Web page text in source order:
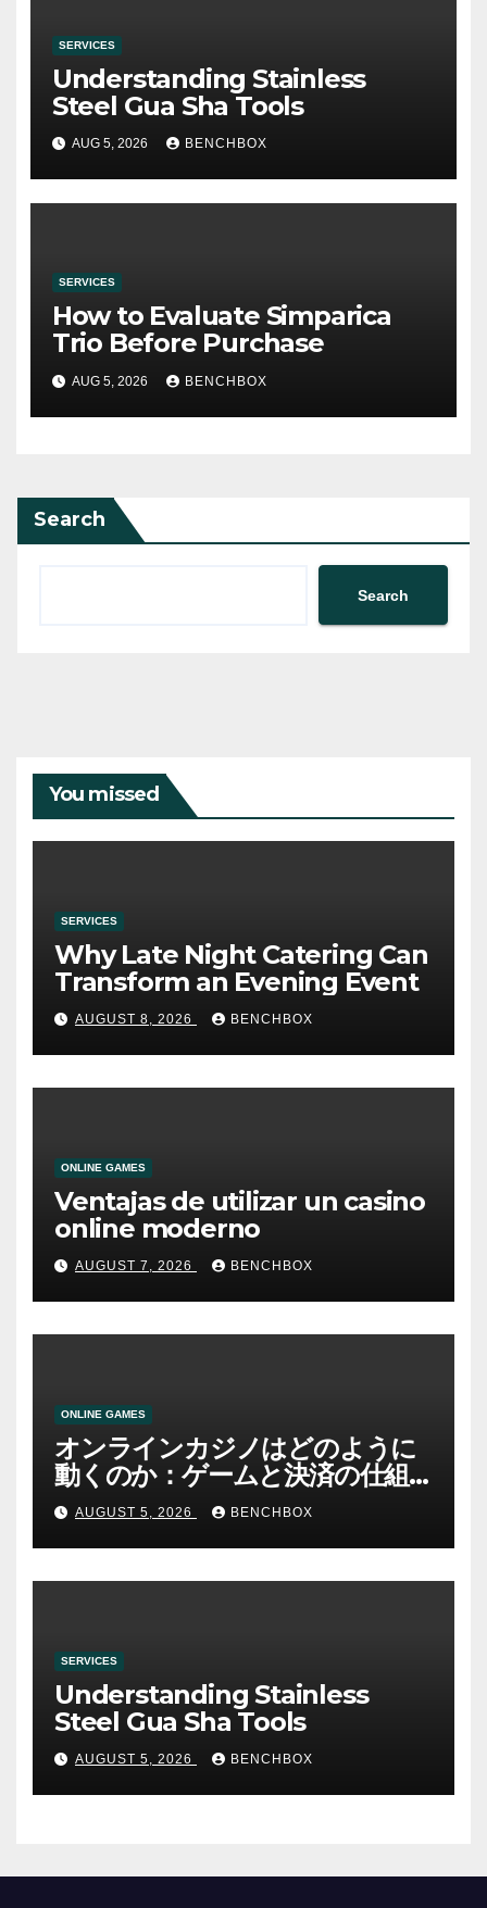
SERVICES
Understanding Stainless
Steel Gua Sha Tools
AUG 5, 2026 BENCHBOX
SERVICES
How to Evaluate Simparica
Trio Before Purchase
AUG 5, 2026 BENCHBOX
Search
Search
You missed
SERVICES
Why Late Night Catering Can
Transform an Evening Event
AUGUST 8, 2026 BENCHBOX
ONLINE GAMES
Ventajas de utilizar un casino
online moderno
AUGUST 7, 2026 BENCHBOX
ONLINE GAMES
オンラインカジノはどのように
動くのか：ゲームと決済の仕組
みAUGUST 5, 2026 BENCHBOX
SERVICES
Understanding Stainless
Steel Gua Sha Tools
AUGUST 5, 2026 BENCHBOX